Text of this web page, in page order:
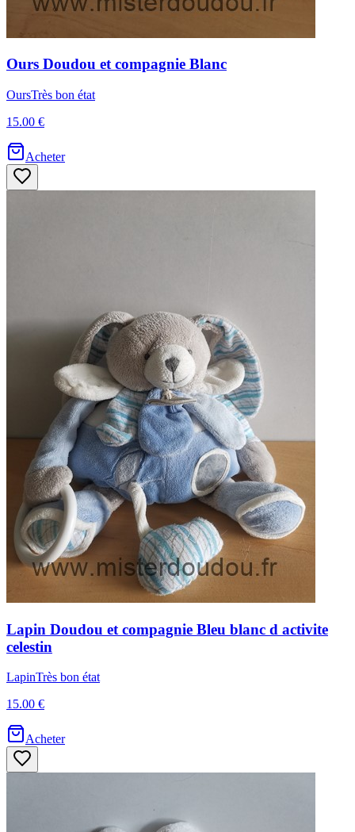
Ours Doudou et compagnie Blanc
OursTrès bon état
15.00 €
Acheter
Lapin Doudou et compagnie Bleu blanc d activite
celestin
LapinTrès bon état
15.00 €
Acheter